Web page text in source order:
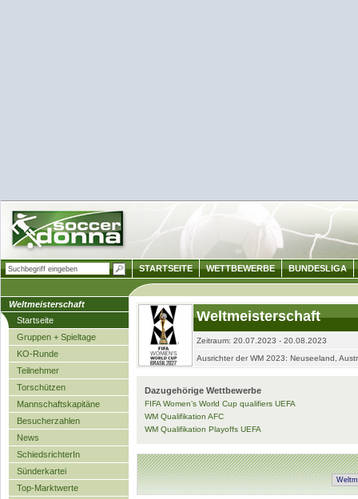
Weltmeisterschaft
Startseite
Gruppen + Spieltage
KO-Runde
Teilnehmer
Torschützen
Mannschaftskapitäne
Besucherzahlen
News
SchiedsrichterIn
Sünderkartei
Top-Marktwerte
Weltmeisterschaft
Zeitraum: 20.07.2023 - 20.08.2023
Ausrichter der WM 2023: Neuseeland,
Dazugehörige Wettbewerbe
FIFA Women’s World Cup qualifiers UEFA
WM Qualifikation AFC
WM Qualifikation Playoffs UEFA
STARTSEITE WETTBEWERBE BUNDESLIGA